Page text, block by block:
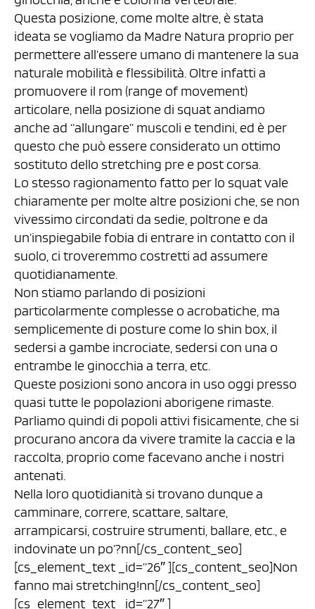
Questa posizione, come molte altre, è stata
ideata se vogliamo da Madre Natura proprio per
permettere all’essere umano di mantenere la sua
naturale mobilità e flessibilità. Oltre infatti a
promuovere il rom (range of movement)
articolare, nella posizione di squat andiamo
anche ad “allungare” muscoli e tendini, ed è per
questo che può essere considerato un ottimo
sostituto dello stretching pre e post corsa.
Lo stesso ragionamento fatto per lo squat vale
chiaramente per molte altre posizioni che, se non
vivessimo circondati da sedie, poltrone e da
un’inspiegabile fobia di entrare in contatto con il
suolo, ci troveremmo costretti ad assumere
quotidianamente.
Non stiamo parlando di posizioni
particolarmente complesse o acrobatiche, ma
semplicemente di posture come lo shin box, il
sedersi a gambe incrociate, sedersi con una o
entrambe le ginocchia a terra, etc.
Queste posizioni sono ancora in uso oggi presso
quasi tutte le popolazioni aborigene rimaste.
Parliamo quindi di popoli attivi fisicamente, che si
procurano ancora da vivere tramite la caccia e la
raccolta, proprio come facevano anche i nostri
antenati.
Nella loro quotidianità si trovano dunque a
camminare, correre, scattare, saltare,
arrampicarsi, costruire strumenti, ballare, etc., e
indovinate un po’?nn[/cs_content_seo]
[cs_element_text _id=”26″ ][cs_content_seo]Non
fanno mai stretching!nn[/cs_content_seo]
[cs_element_text _id=”27″ ]